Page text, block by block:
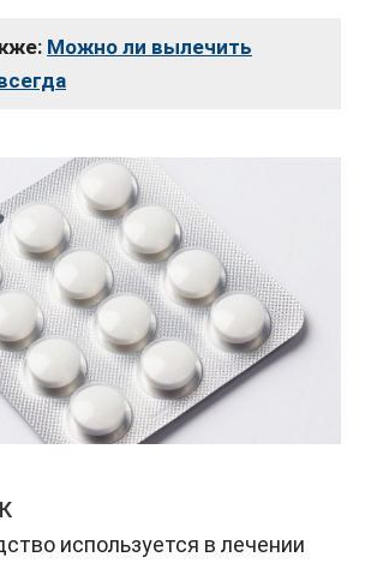
Можно ли вылечить
используется в лечении